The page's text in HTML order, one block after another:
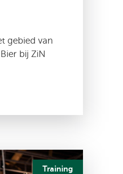
gebied van
bij ZiN
Training